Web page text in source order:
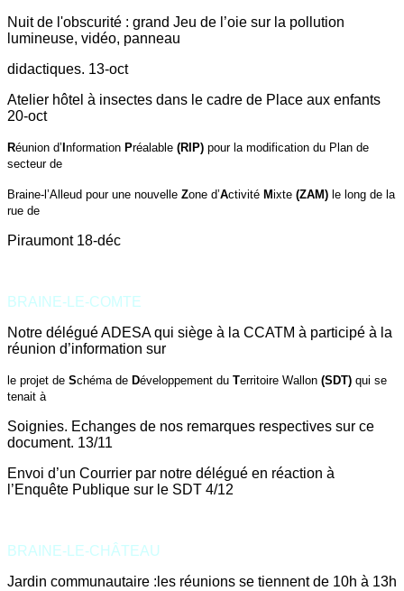
Nuit de l'obscurité : grand Jeu de l’oie sur la pollution
lumineuse, vidéo, panneau
didactiques. 13-oct
Atelier hôtel à insectes dans le cadre de Place aux enfants
20-oct
Réunion d’ nformation Préalable (RIP) pour la modification du Plan de
secteur de
Braine-l’Alleud pour une nouvelle Zone d’Activité Mixte (ZAM) le long de la
rue de
Piraumont 18-déc
BRAINE-LE-COMTE
Notre délégué ADESA qui siège à la CCATM à participé à la
réunion d’information sur
le projet de Schéma de Développement du Territoire Wallon (SDT) qui se
tenait à
Soignies. Echanges de nos remarques respectives sur ce
document. 13/11
Envoi d’un Courrier par notre délégué en réaction à
l’Enquête Publique sur le SDT 4/12
BRAINE-LE-CHÂTEAU
Jardin communautaire : les réunions se tiennent de 10h à 13h